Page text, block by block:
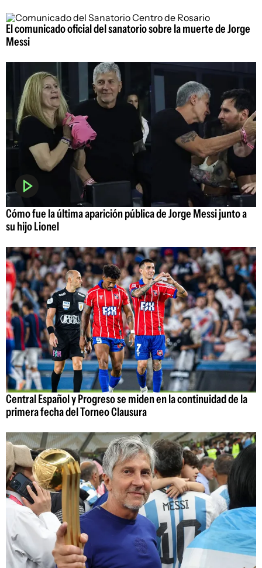
El comunicado oficial del sanatorio sobre la muerte de Jorge
Messi
Cómo fue la última aparición pública de Jorge Messi junto a
su hijo Lionel
Central Español y Progreso se miden en la continuidad de la
primera fecha del Torneo Clausura